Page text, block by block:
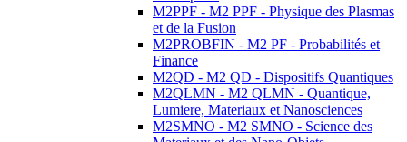
M2PPF - M2 PPF - Physique des Plasmas
et de la Fusion
M2PROBFIN - M2 PF - Probabilités et
Finance
M2QD - M2 QD - Dispositifs Quantiques
M2QLMN - M2 QLMN - Quantique,
Lumiere, Materiaux et Nanosciences
M2SMNO - M2 SMNO - Science des